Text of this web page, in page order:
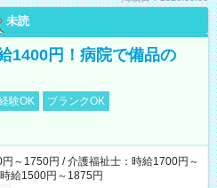
未読
1400円！病院で備品の
験OK
ブランクOK
～1750円 / 介護福祉士：時給1700円～
給1500円～1875円